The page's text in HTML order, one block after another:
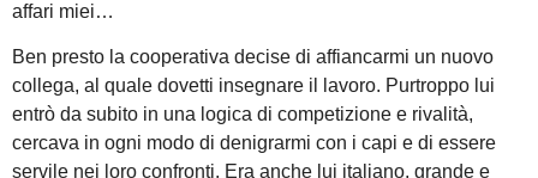
affari miei…
Ben presto la cooperativa decise di affiancarmi un nuovo
collega, al quale dovetti insegnare il lavoro. Purtroppo lui
entrò da subito in una logica di competizione e rivalità,
cercava in ogni modo di denigrarmi con i capi e di essere
servile nei loro confronti. Era anche lui italiano, grande e